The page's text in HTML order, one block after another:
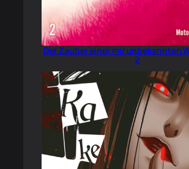
Der Zauber einer mir unbekannten
2